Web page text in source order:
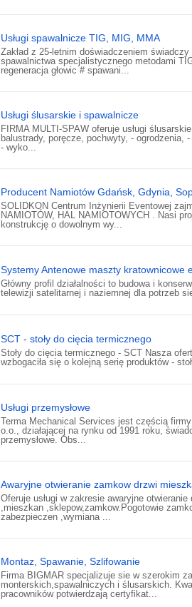
Usługi spawalnicze TIG, MIG, MMA
Zakład z 25-letnim doświadczeniem świadczy
spawalnictwa specjalistycznego metodami
regeneracja głowic # spawani...
Usługi ślusarskie i spawalnicze
FIRMA MULTI-SPAW oferuje usługi
balustrady, poręcze, pochwyty, - ogrodzenia,
- wyko...
Producent Namiotów Gdańsk, Gdynia,
SOLIDKON Centrum Inżynierii Eventowej
NAMIOTÓW, HAL NAMIOTOWYCH . Nasi
konstrukcję o dowolnym wy...
Systemy Antenowe maszty kratownicowe
Główny profil działalności to budowa i
telewizji satelitarnej i naziemnej dla potrzeb
SCT - stoły do cięcia termicznego
Stoły do cięcia termicznego - SCT Nasza
wzbogaciła się o kolejną serię produktów -
Usługi przemysłowe
Terma Mechanical Services jest częścią
o.o., działającej na rynku od 1991 roku,
przemysłowe. Obs...
Awaryjne otwieranie zamkow drzwi
Oferuje usługi w zakresie awaryjne
,mieszkan ,sklepow,zamkow.Pogotowie
zabezpieczen ,wymiana ...
Montaz, Spawanie, Szlifowanie
Firma BIGMAR specjalizuje sie w szerokim
monterskich,spawalniczych i ślusarskich.
pracowników potwierdzają certyfikat...